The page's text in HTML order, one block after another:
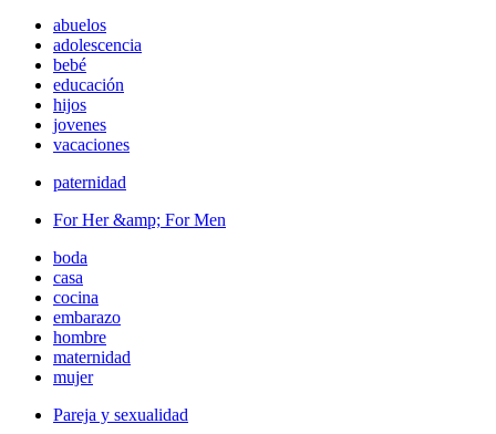
abuelos
adolescencia
bebé
educación
hijos
jovenes
vacaciones
paternidad
For Her &amp; For Men
boda
casa
cocina
embarazo
hombre
maternidad
mujer
Pareja y sexualidad